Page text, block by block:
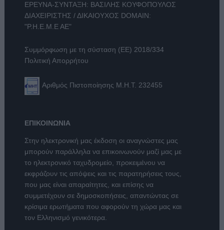
ΕΡΕΥΝΑ-ΣΥΝΤΑΞΗ: ΒΑΣΙΛΗΣ ΚΟΥΦΟΠΟΥΛΟΣ
ΔΙΑΧΕΙΡΙΣΤΗΣ / ΔΙΚΑΙΟΥΧΟΣ DOMAIN:
"Ρ.Η.Ε.Μ.Ε ΑΕ"
Συμμόρφωση με τη σύσταση (ΕΕ) 2018/334
Πολιτική Απορρήτου
Αριθμός Πιστοποίησης Μ.Η.Τ. 232455
ΕΠΙΚΟΙΝΩΝΙΑ
Στην ηλεκτρονική μας έκδοση οι αναγνώστες μας
μπορούν παράλληλα να επικοινωνούν μαζί μας με
το ηλεκτρονικό ταχυδρομείο, προκειμένου να
εκφράζουν τις απόψεις και τις παρατηρήσεις τους,
που μας είναι απαραίτητες, και επίσης να
συμμετέχουν σε δημοσκοπήσεις, απαντώντας σε
κρίσιμα ερωτήματα που αφορούν τη χώρα μας και
τον Ελληνισμό γενικότερα.